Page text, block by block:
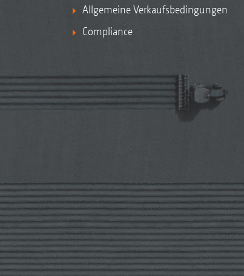
Allgemeine Verkaufsbedingungen
Compliance